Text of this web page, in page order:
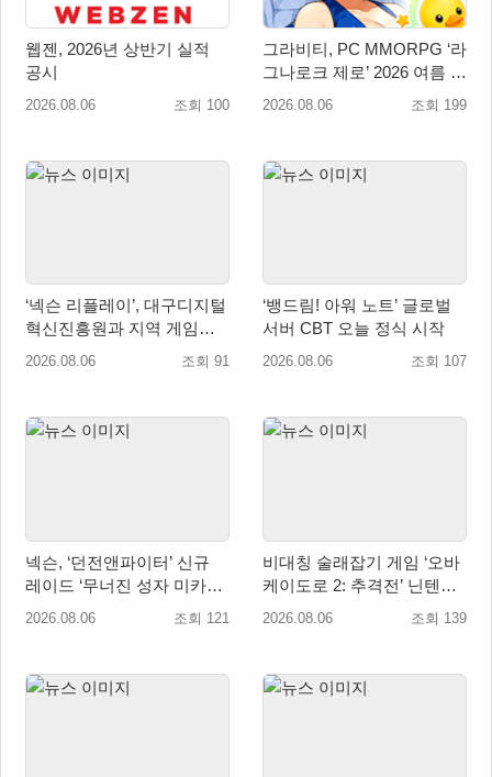
웹젠, 2026년 상반기 실적
공시
2026.08.06 조회 100
그라비티, PC MMORPG ‘라
그나로크 제로’ 2026 여름 프
로모션 진행!
2026.08.06 조회 199
‘넥슨 리플레이’, 대구디지털
혁신진흥원과 지역 게임산
업 육성 위한 업무협약 체결
2026.08.06 조회 91
‘뱅드림! 아워 노트’ 글로벌
서버 CBT 오늘 정식 시작
2026.08.06 조회 107
넥슨, ‘던전앤파이터’ 신규
레이드 ‘무너진 성자 미카엘
라’ 업데이트!
2026.08.06 조회 121
비대칭 술래잡기 게임 ‘오바
케이도로 2: 추격전’ 닌텐도
eShop 출시
2026.08.06 조회 139